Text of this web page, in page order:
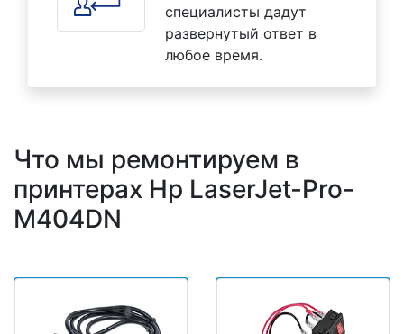
специалисты дадут
развернутый ответ в
любое время.
Что мы ремонтируем в
принтерах Hp LaserJet-Pro-
M404DN